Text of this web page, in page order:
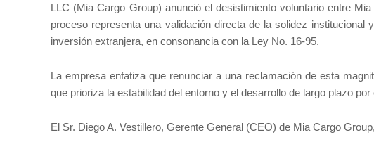
LLC (Mia Cargo Group) anunció el desistimiento voluntario entre
proceso representa una validación directa de la solidez
inversión extranjera, en consonancia con la Ley No. 16-95.
La empresa enfatiza que renunciar a una reclamación de esta
que prioriza la estabilidad del entorno y el desarrollo de largo plazo
El Sr. Diego A. Vestillero, Gerente General (CEO) de Mia Cargo